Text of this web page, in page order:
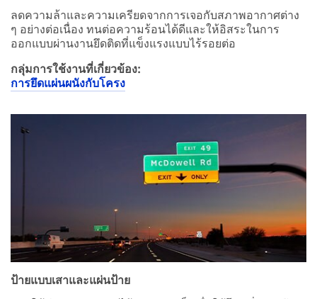
ลดความล้าและความเครียดจากการเจอกับสภาพอากาศต่าง
ๆ อย่างต่อเนื่อง ทนต่อความร้อนได้ดีและให้อิสระในการ
ออกแบบผ่านงานยึดติดที่แข็งแรงแบบไร้รอยต่อ
กลุ่มการใช้งานที่เกี่ยวข้อง:
การยึดแผ่นผนังกับโครง
ป้ายแบบเสาและแผ่นป้าย